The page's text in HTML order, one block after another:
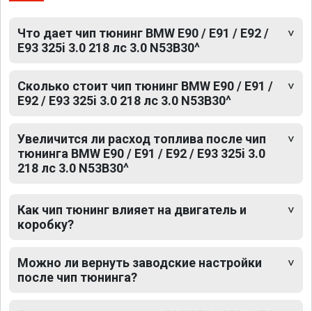
Что дает чип тюнинг BMW E90 / E91 / E92 /
E93 325i 3.0 218 лс 3.0 N53B30^
Сколько стоит чип тюнинг BMW E90 / E91 /
E92 / E93 325i 3.0 218 лс 3.0 N53B30^
Увеличится ли расход топлива после чип
тюнинга BMW E90 / E91 / E92 / E93 325i 3.0
218 лс 3.0 N53B30^
Как чип тюнинг влияет на двигатель и
коробку?
Можно ли вернуть заводские настройки
после чип тюнинга?